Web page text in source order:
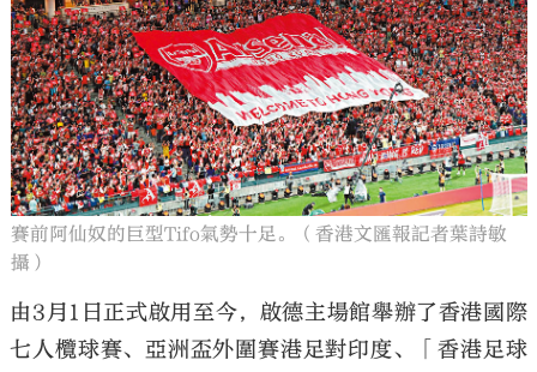
賽前阿仙奴的巨型Tifo氣勢十足。（香港文匯報記者葉詩敏
攝）
由3月1日正式啟用至今，啟德主場館舉辦了香港國際
七人欖球賽、亞洲盃外圍賽港足對印度、「香港足球